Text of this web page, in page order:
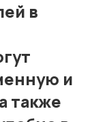
cookie
в
и
также